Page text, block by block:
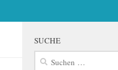
SUCHE
Suchen